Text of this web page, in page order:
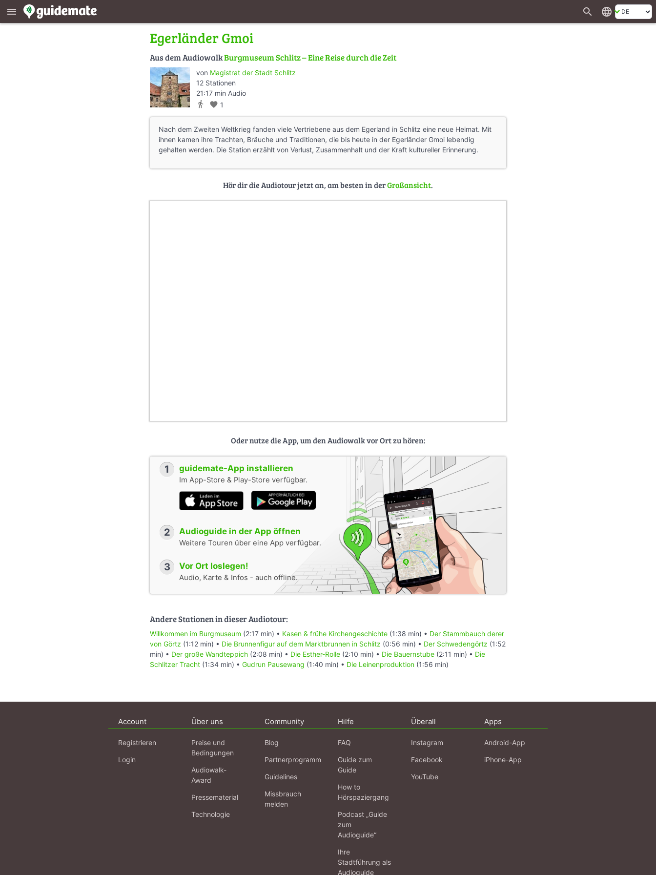
menu search language
Egerländer Gmoi
Aus dem AudiowalkBurgmuseum Schlitz – Eine Reise durch die Zeit
von Magistrat der Stadt Schlitz
12 Stationen
21:17 min Audio
directions_walk favorite 1
Nach dem Zweiten Weltkrieg fanden viele Vertriebene aus dem Egerland in Schlitz eine neue Heimat. Mit
ihnen kamen ihre Trachten, Bräuche und Traditionen, die bis heute in der Egerländer Gmoi lebendig
gehalten werden. Die Station erzählt von Verlust, Zusammenhalt und der Kraft kultureller Erinnerung.
Hör dir die Audiotour jetzt an, am besten in derGroßansicht.
Oder nutze die App, um den Audiowalk vor Ort zu hören:
1 guidemate-App installieren
Im App-Store & Play-Store verfügbar.
2 Audioguide in der App öffnen
Weitere Touren über eine App verfügbar.
3 Vor Ort loslegen!
Audio, Karte & Infos - auch offline.
Andere Stationen in dieser Audiotour:
Willkommen im Burgmuseum (2:17 min) • Kasen & frühe Kirchengeschichte (1:38 min) • Der Stammbauch derer
von Görtz (1:12 min) • Die Brunnenfigur auf dem Marktbrunnen in Schlitz (0:56 min) • Der Schwedengörtz (1:52
min) • Der große Wandteppich (2:08 min) • Die Esther-Rolle (2:10 min) • Die Bauernstube (2:11 min) • Die
Schlitzer Tracht (1:34 min) • Gudrun Pausewang (1:40 min) • Die Leinenproduktion (1:56 min)
Account
Registrieren
Login
Über uns
Preise und
Bedingungen
Audiowalk-
Award
Pressematerial
Technologie
Community
Blog
Partnerprogramm
Guidelines
Missbrauch
melden
Hilfe
FAQ
Guide zum
Guide
How to
Hörspaziergang
Podcast „Guide
zum
Audioguide“
Ihre
Stadtführung als
Audioguide
Überall
Instagram
Facebook
YouTube
Apps
Android-App
iPhone-App